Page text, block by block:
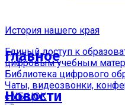
Единый доступ к
цифровым учебным
Библиотека цифрового
Чаты, видеозвонки,
с УБ ЦОК
История нашего края
Главное
Новости